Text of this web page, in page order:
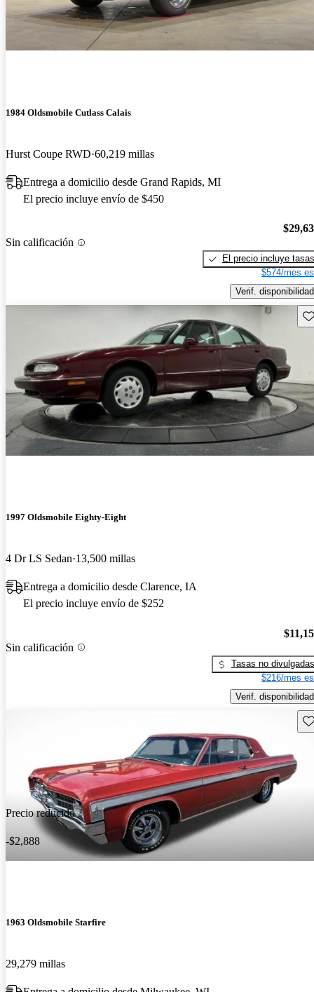
1984 Oldsmobile Cutlass Calais
Hurst Coupe RWD 60,219 millas
Entrega a domicilio desde Grand Rapids, MI
El precio incluye envío de $450
Sin calificación
El precio incluye tasas
$574/mes
Verif. disponibilidad
1997 Oldsmobile Eighty-Eight
4 Dr LS Sedan 13,500 millas
Entrega a domicilio desde Clarence, IA
El precio incluye envío de $252
Sin calificación
Tasas no divulgadas
$216/mes
Verif. disponibilidad
Precio reducido
-$2,888
1963 Oldsmobile Starfire
29,279 millas